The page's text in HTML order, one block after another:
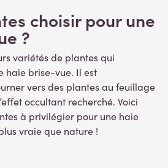
choisir pour une
?
variétés de plantes qui
haie brise-vue. Il est
vers des plantes au feuillage
occultant recherché. Voici
à privilégier pour une haie
vraie que nature !